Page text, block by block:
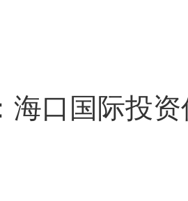
海口国际投